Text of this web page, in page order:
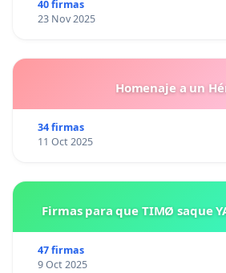
40 firmas
23 Nov 2025
Homenaje a un
34 firmas
11 Oct 2025
Firmas para que TIMØ saque
47 firmas
9 Oct 2025